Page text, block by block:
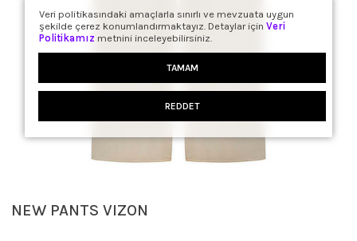
NEW PANTS VIZON
Veri politikasındaki amaçlarla sınırlı ve mevzuata uygun
şekilde çerez konumlandırmaktayız. Detaylar için Veri
Politikamız metnini inceleyebilirsiniz.
TAMAM
REDDET